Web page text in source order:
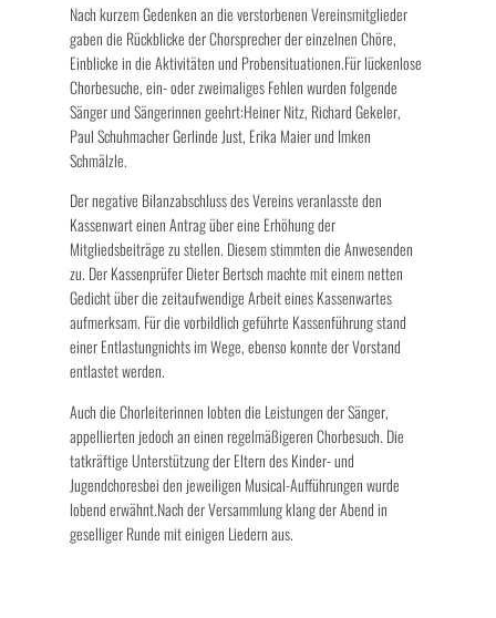
Nach kurzem Gedenken an die verstorbenen Vereinsmitglieder
gaben die Rückblicke der Chorsprecher der einzelnen Chöre,
Einblicke in die Aktivitäten und Probensituationen.Für lückenlose
Chorbesuche, ein- oder zweimaliges Fehlen wurden folgende
Sänger und Sängerinnen geehrt:Heiner Nitz, Richard Gekeler,
Paul Schuhmacher Gerlinde Just, Erika Maier und Imken
Schmälzle.
Der negative Bilanzabschluss des Vereins veranlasste den
Kassenwart einen Antrag über eine Erhöhung der
Mitgliedsbeiträge zu stellen. Diesem stimmten die Anwesenden
zu. Der Kassenprüfer Dieter Bertsch machte mit einem netten
Gedicht über die zeitaufwendige Arbeit eines Kassenwartes
aufmerksam. Für die vorbildlich geführte Kassenführung stand
einer Entlastungnichts im Wege, ebenso konnte der Vorstand
entlastet werden.
Auch die Chorleiterinnen lobten die Leistungen der Sänger,
appellierten jedoch an einen regelmäßigeren Chorbesuch. Die
tatkräftige Unterstützung der Eltern des Kinder- und
Jugendchoresbei den jeweiligen Musical-Aufführungen wurde
lobend erwähnt.Nach der Versammlung klang der Abend in
geselliger Runde mit einigen Liedern aus.